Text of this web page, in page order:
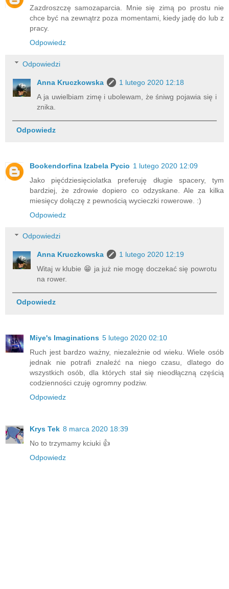
Zazdroszczę samozaparcia. Mnie się zimą po prostu nie
chce być na zewnątrz poza momentami, kiedy jadę do lub z
pracy.
Odpowiedz
Odpowiedzi
Anna Kruczkowska
1 lutego 2020 12:18
A ja uwielbiam zimę i ubolewam, że śniwg pojawia się i
znika.
Odpowiedz
Bookendorfina Izabela Pycio 1 lutego 2020 12:09
Jako pięćdziesięciolatka preferuję długie spacery, tym
bardziej, że zdrowie dopiero co odzyskane. Ale za kilka
miesięcy dołączę z pewnością wycieczki rowerowe. :)
Odpowiedz
Odpowiedzi
Anna Kruczkowska
1 lutego 2020 12:19
Witaj w klubie 😁 ja już nie mogę doczekać się powrotu
na rower.
Odpowiedz
Miye's Imaginations 5 lutego 2020 02:10
Ruch jest bardzo ważny, niezależnie od wieku. Wiele osób
jednak nie potrafi znaleźć na niego czasu, dlatego do
wszystkich osób, dla których stał się nieodłączną częścią
codzienności czuję ogromny podziw.
Odpowiedz
Krys Tek 8 marca 2020 18:39
No to trzymamy kciuki 👍
Odpowiedz